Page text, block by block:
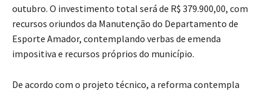
outubro. O investimento total será de R$ 379.900,00, com
recursos oriundos da Manutenção do Departamento de
Esporte Amador, contemplando verbas de emenda
impositiva e recursos próprios do município.
De acordo com o projeto técnico, a reforma contempla